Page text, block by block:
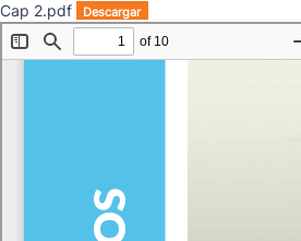
Cap 2.pdf Descargar